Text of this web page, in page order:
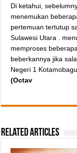
Di ketahui,
menemukan
pertemuan tertutup
Sulawesi Utara .
memproses
beberkannya jika
Negeri 1
(Octav
Related Articles